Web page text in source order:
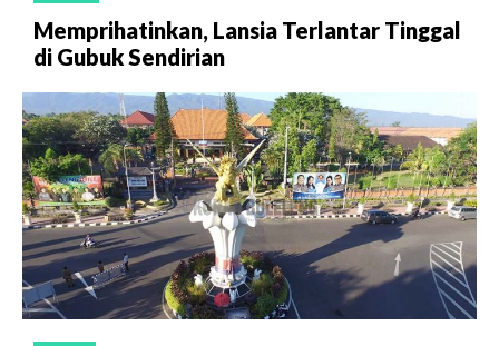
Memprihatinkan, Lansia Terlantar Tinggal
di Gubuk Sendirian